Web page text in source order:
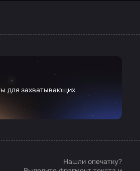
для захватывающих
Нашли опечатку?